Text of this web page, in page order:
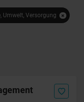
Umwelt, Versorgung